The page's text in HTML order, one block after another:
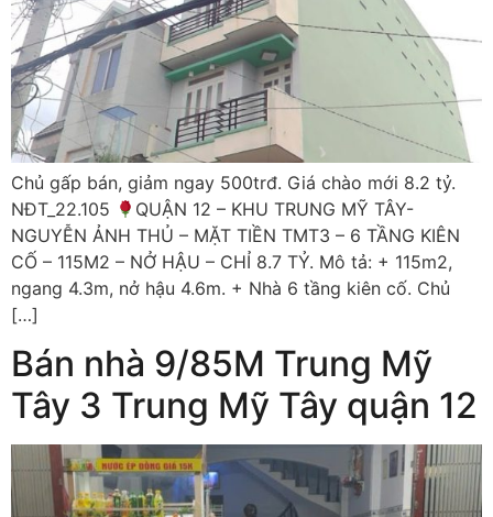
Chủ gấp bán, giảm ngay 500trđ. Giá chào mới 8.2 tỷ.
NĐT_22.105
QUẬN 12 – KHU TRUNG MỸ TÂY-
NGUYỄN ẢNH THỦ – MẶT TIỀN TMT3 – 6 TẦNG KIÊN
CỐ – 115M2 – NỞ HẬU – CHỈ 8.7 TỶ. Mô tả: + 115m2,
ngang 4.3m, nở hậu 4.6m. + Nhà 6 tầng kiên cố. Chủ
[…]
Bán nhà 9/85M Trung Mỹ
Tây 3 Trung Mỹ Tây quận 12